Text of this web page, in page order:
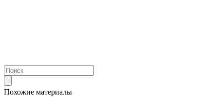
Похожие материалы